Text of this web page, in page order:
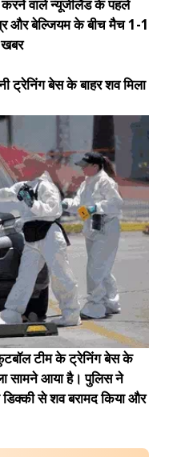
वाले न्यूजीलैंड के पहले
और बेल्जियम के बीच मैच 1-1
खबर
ट्रेनिंग बेस के बाहर शव मिला
टीम के ट्रेनिंग बेस के
सामने आया है। पुलिस ने
से शव बरामद किया और